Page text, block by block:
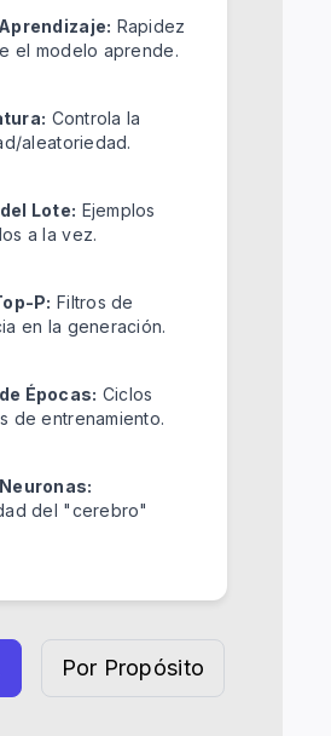
Rapidez
el modelo aprende.
Controla la
aleatoriedad.
Lote: Ejemplos
a la vez.
P: Filtros de
en la generación.
Épocas: Ciclos
de entrenamiento.
del "cerebro"
Por Propósito